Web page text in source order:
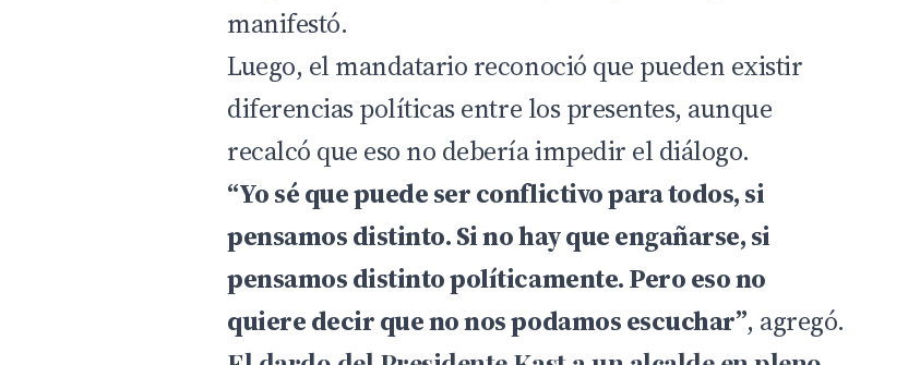
manifestó.
Luego, el mandatario reconoció que pueden existir
diferencias políticas entre los presentes, aunque
recalcó que eso no debería impedir el diálogo.
“Yo sé que puede ser conflictivo para todos, si
pensamos distinto. Si no hay que engañarse, si
pensamos distinto políticamente. Pero eso no
quiere decir que no nos podamos escuchar”, agregó.